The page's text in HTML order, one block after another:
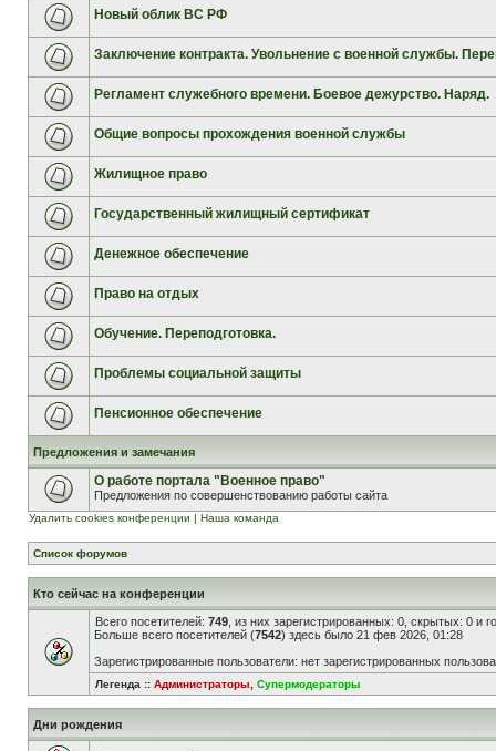
Новый облик ВС РФ
Заключение контракта. Увольнение с военной службы.
Регламент служебного времени. Боевое дежурство. Наряд.
Общие вопросы прохождения военной службы
Жилищное право
Государственный жилищный сертификат
Денежное обеспечение
Право на отдых
Обучение. Переподготовка.
Проблемы социальной защиты
Пенсионное обеспечение
Предложения и замечания
О работе портала "Военное право"
Предложения по совершенствованию работы сайта
Удалить cookies конференции | Наша команда
Список форумов
Кто сейчас на конференции
Всего посетителей: 749 , из них зарегистрированных: 0, скрытых: 0 и
Больше всего посетителей (7542) здесь было 21 фев 2026, 01:28
Зарегистрированные пользователи: нет зарегистрированных
Легенда :: Администраторы Супермодераторы
Дни рождения